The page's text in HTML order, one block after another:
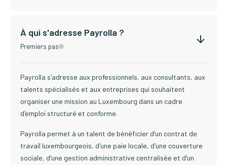
À qui s'adresse Payrolla ?
Premiers pas
Payrolla s'adresse aux professionnels, aux consultants, aux
talents spécialisés et aux entreprises qui souhaitent
organiser une mission au Luxembourg dans un cadre
d'emploi structuré et conforme.
Payrolla permet à un talent de bénéficier d'un contrat de
travail luxembourgeois, d'une paie locale, d'une couverture
sociale, d'une gestion administrative centralisée et d'un